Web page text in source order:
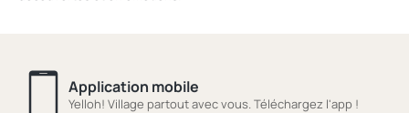
Application mobile
Yelloh! Village partout avec vous. Téléchargez l'app !